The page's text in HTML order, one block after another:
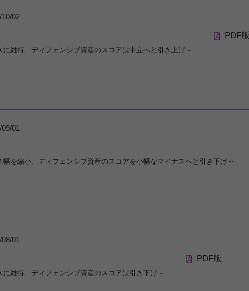
10/02
に維持、ディフェンシブ資産のスコアは中立へと引き上げ～
PDF版
01
幅を縮小、ディフェンシブ資産のスコアを小幅なマイナスへと引き下げ～
01
に維持、ディフェンシブ資産のスコアは引き下げ～
PDF版